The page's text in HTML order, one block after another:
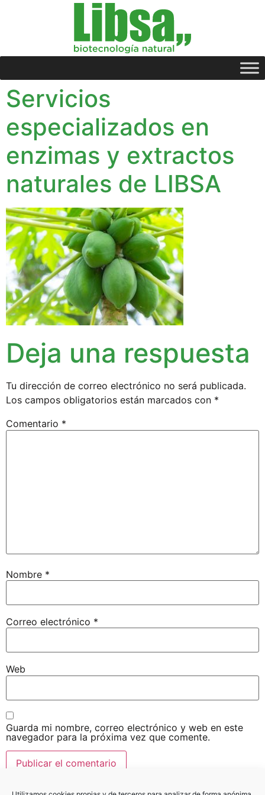
Servicios
especializados en
enzimas y extractos
naturales de LIBSA
Deja una respuesta
Tu dirección de correo electrónico no será publicada.
Los campos obligatorios están marcados con *
Comentario *
Nombre *
Correo electrónico *
Web
Guarda mi nombre, correo electrónico y web en este
navegador para la próxima vez que comente.